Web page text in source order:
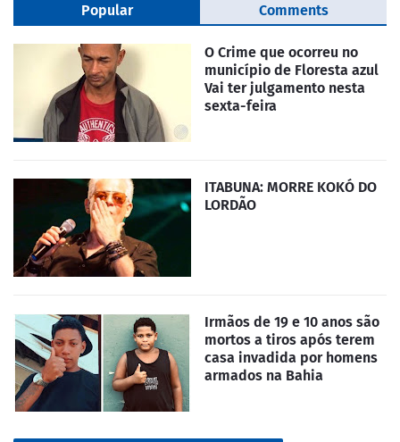
Popular Comments
O Crime que ocorreu no
município de Floresta azul
Vai ter julgamento nesta
sexta-feira
ITABUNA: MORRE KOKÓ DO
LORDÃO
Irmãos de 19 e 10 anos são
mortos a tiros após terem
casa invadida por homens
armados na Bahia